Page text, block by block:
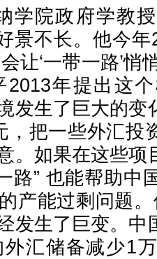
学院政府学教
景不长。他今
让‘一带一路’悄
2013年提出这
发生了巨大的变
，把一些外汇投
。如果在这些项
路” 也能帮助中
产能过剩问题
发生了巨变。中
汇储备减少1